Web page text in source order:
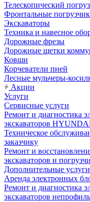
Телескопический
Фронтальные
Экскаваторы
Техника и навесное
Дорожные фрезы
Дорожные щетки
Ковши
Корчеватели пней
Лесные мульчеры-
Акции
Услуги
Сервисные услуги
Ремонт и диагностика
экскаваторов
Техническое
заказчику
Ремонт и
экскаваторов и
Дополнительные услуги
Аренда электронных
Ремонт и диагностика
экскаваторов